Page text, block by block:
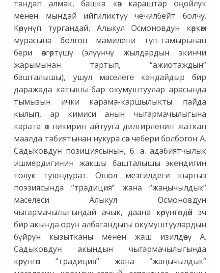
тандап алмак, башка көз караштар оңойлук
менен мындай ийгиликтүү чечилбейт болчу.
Көрүнүп тургандай, Алыкул Осмоновдун көркөм
мурасына болгон мамилени түп-тамырынан
бери өзгөртүшү (элүүнчү жылдардын экинчи
жарымынан тартып, “ажиотаждын”
башталышы), ушул маселеге кандайдыр бир
даражада катышы бар окумуштуулар арасында
тымызын ички карама-каршылыкты пайда
кылып, ар кимиси анын чыгармачылыгына
карата өз пикирин айтууга дилгирленип жаткан
маалда табиятынан нукура сөз чебери болбогон А.
Садыковдун позициясынын, б. а. адабиятчылык
ишмердигинин жакшы башталышы экендигин
толук туюндурат. Ошол мезгилдеги кыргыз
поэзиясында “традиция” жана “жаңычылдык”
маселеси Алыкул Осмоновдун
чыгармачылыгындай ачык, даана көрүнгөндөй эч
бир акында орун албагандыгы окумуштуулардын
бүйрүн кызытканы менен жаш изилдөөчү А.
Садыковдун акындын чыгармачылыгында
көрүнгөн “традиция” жана “жаңычылдык”